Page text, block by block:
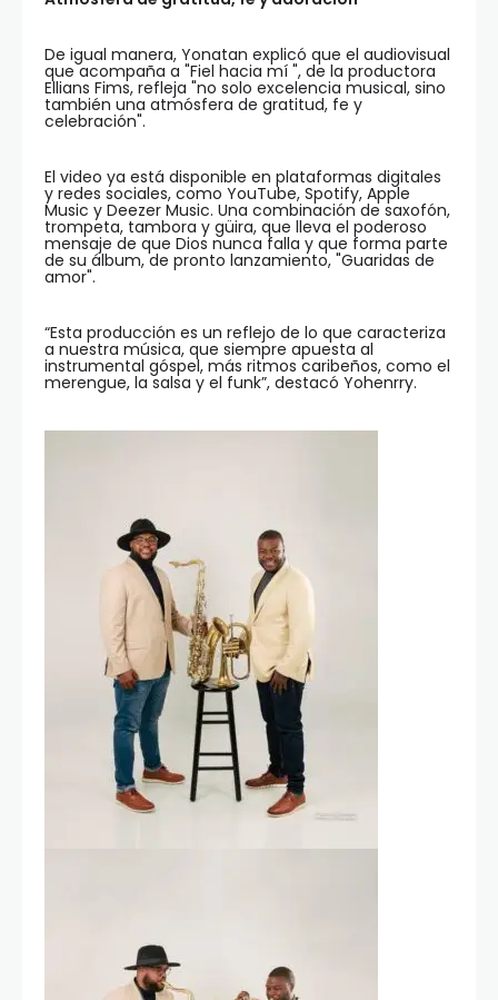
De igual manera, Yonatan explicó que el audiovisual
que acompaña a "Fiel hacia mí ", de la productora
Ellians Fims, refleja "no solo excelencia musical, sino
también una atmósfera de gratitud, fe y
celebración".
El video ya está disponible en plataformas digitales
y redes sociales, como YouTube, Spotify, Apple
Music y Deezer Music. Una combinación de saxofón,
trompeta, tambora y güira, que lleva el poderoso
mensaje de que Dios nunca falla y que forma parte
de su álbum, de pronto lanzamiento, "Guaridas de
amor".
“Esta producción es un reflejo de lo que caracteriza
a nuestra música, que siempre apuesta al
instrumental góspel, más ritmos caribeños, como el
merengue, la salsa y el funk”, destacó Yohenrry.